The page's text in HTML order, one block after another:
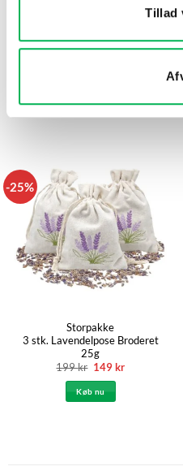
Tillad
Lavendelolie Øko Spray 30 ml
Provance®
Køb nu
-25%
Storpakke
3 stk. Lavendelpose Broderet
25g
199kr Den
pris
var:
199 kr.
149krDen
Køb nu